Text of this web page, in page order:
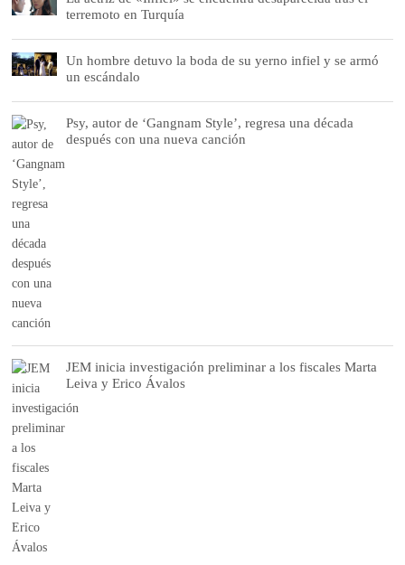
terremoto en Turquía
Un hombre detuvo la boda de su yerno infiel y se armó
un escándalo
Psy, autor de ‘Gangnam Style’, regresa una década
después con una nueva canción
JEM inicia investigación preliminar a los fiscales Marta
Leiva y Erico Ávalos